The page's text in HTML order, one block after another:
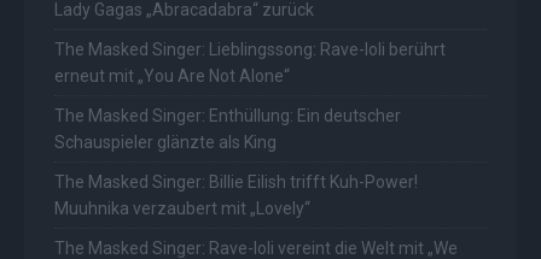
Lady Gagas „Abracadabra“ zurück
The Masked Singer: Lieblingssong: Rave-Ioli berührt
erneut mit „You Are Not Alone“
The Masked Singer: Enthüllung: Ein deutscher
Schauspieler glänzte als King
The Masked Singer: Billie Eilish trifft Kuh-Power!
Muuhnika verzaubert mit „Lovely“
The Masked Singer: Rave-Ioli vereint die Welt mit „We